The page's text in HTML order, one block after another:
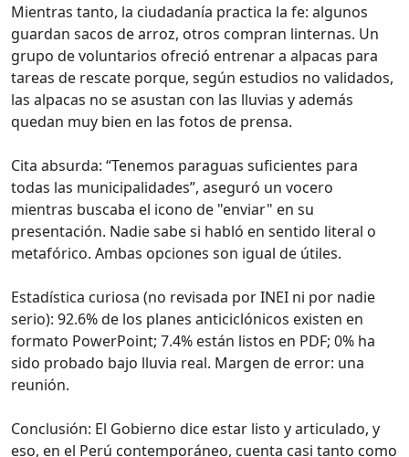
Mientras tanto, la ciudadanía practica la fe: algunos
guardan sacos de arroz, otros compran linternas. Un
grupo de voluntarios ofreció entrenar a alpacas para
tareas de rescate porque, según estudios no validados,
las alpacas no se asustan con las lluvias y además
quedan muy bien en las fotos de prensa.
Cita absurda: “Tenemos paraguas suficientes para
todas las municipalidades”, aseguró un vocero
mientras buscaba el icono de "enviar" en su
presentación. Nadie sabe si habló en sentido literal o
metafórico. Ambas opciones son igual de útiles.
Estadística curiosa (no revisada por INEI ni por nadie
serio): 92.6% de los planes anticiclónicos existen en
formato PowerPoint; 7.4% están listos en PDF; 0% ha
sido probado bajo lluvia real. Margen de error: una
reunión.
Conclusión: El Gobierno dice estar listo y articulado, y
eso, en el Perú contemporáneo, cuenta casi tanto como